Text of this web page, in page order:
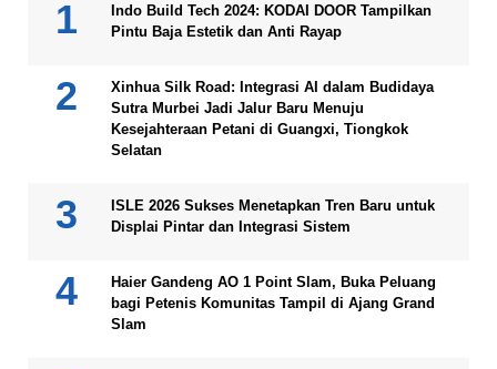
Indo Build Tech 2024: KODAI DOOR Tampilkan
Pintu Baja Estetik dan Anti Rayap
Xinhua Silk Road: Integrasi AI dalam Budidaya
Sutra Murbei Jadi Jalur Baru Menuju
Kesejahteraan Petani di Guangxi, Tiongkok
Selatan
ISLE 2026 Sukses Menetapkan Tren Baru untuk
Displai Pintar dan Integrasi Sistem
Haier Gandeng AO 1 Point Slam, Buka Peluang
bagi Petenis Komunitas Tampil di Ajang Grand
Slam